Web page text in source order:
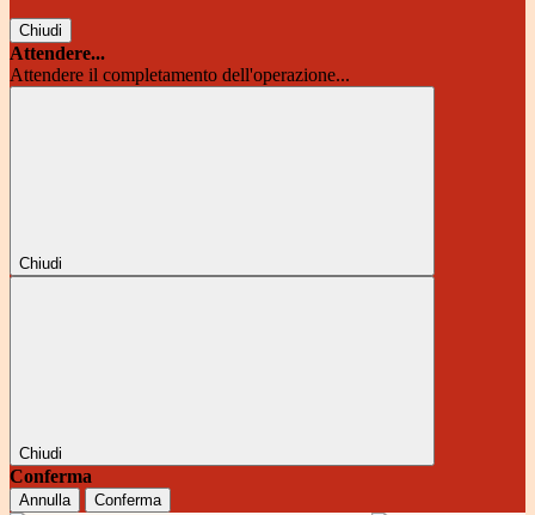
Chiudi
Attendere...
Attendere il completamento dell'operazione...
Chiudi
Chiudi
Conferma
Annulla Conferma